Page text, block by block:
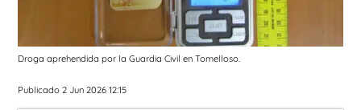
Droga aprehendida por la Guardia Civil en Tomelloso.
Publicado 2 Jun 2026 12:15